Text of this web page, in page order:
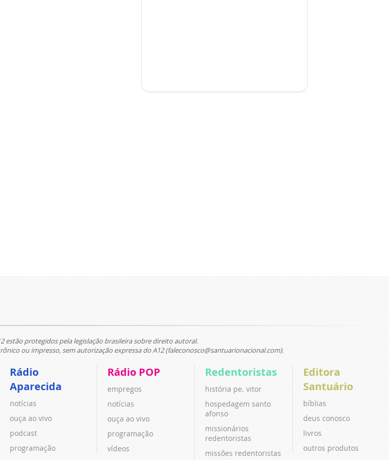
estão protegidos pela legislação brasileira sobre direito autoral.
ou impresso, sem autorização expressa do A12 (faleconosco@santuarionacional.com).
Rádio
Aparecida
notícias
ouça ao vivo
podcast
programação
Rádio POP
empregos
notícias
ouça ao vivo
programação
vídeos
Redentoristas
história pe. vitor
hospedagem santo
afonso
missionários
redentoristas
missões redentoristas
Editora
Santuário
bíblias
deus conosco
livros
outros produtos